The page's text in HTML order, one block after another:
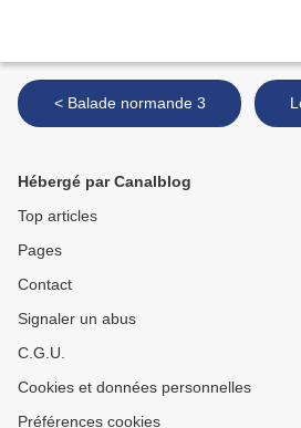
< Balade normande 3
Hébergé par Canalblog
Top articles
Pages
Contact
Signaler un abus
C.G.U.
Cookies et données personnelles
Préférences cookies